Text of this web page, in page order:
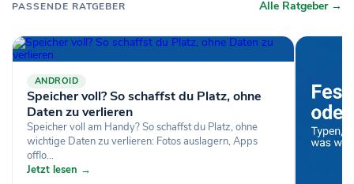
PASSENDE RATGEBER Alle Ratgeber →
ANDROID
Speicher voll? So schaffst du Platz, ohne
Daten zu verlieren
Speicher voll am Handy? So schaffst du Platz, ohne
wichtige Daten zu verlieren: Fotos auslagern, Apps
offlo...
Jetzt lesen →